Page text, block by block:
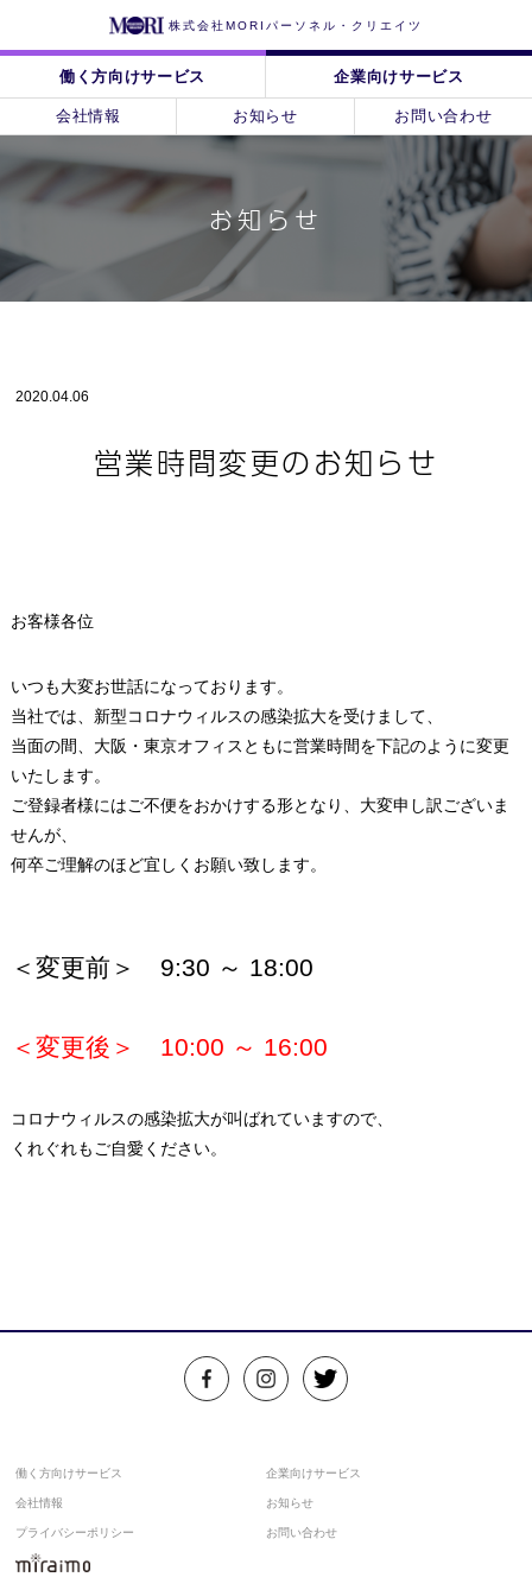
株式会社MORIパーソネル・クリエイツ
働く方向けサービス 企業向けサービス
会社情報 お知らせ お問い合わせ
お知らせ
2020.04.06
営業時間変更のお知らせ
お客様各位
いつも大変お世話になっております。
当社では、新型コロナウィルスの感染拡大を受けまして、
当面の間、大阪・東京オフィスともに営業時間を下記のように変更
いたします。
ご登録者様にはご不便をおかけする形となり、大変申し訳ございま
せんが、
何卒ご理解のほど宜しくお願い致します。
＜変更前＞ 9:30 ～ 18:00
＜変更後＞ 10:00 ～ 16:00
コロナウィルスの感染拡大が叫ばれていますので、
くれぐれもご自愛ください。
働く方向けサービス 企業向けサービス
会社情報 お知らせ
プライバシーポリシー お問い合わせ